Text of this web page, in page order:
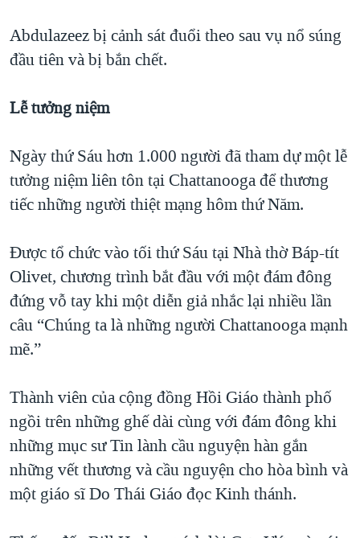
Abdulazeez bị cảnh sát đuổi theo sau vụ nổ súng
đầu tiên và bị bắn chết.
Lễ tưởng niệm
Ngày thứ Sáu hơn 1.000 người đã tham dự một lễ
tưởng niệm liên tôn tại Chattanooga để thương
tiếc những người thiệt mạng hôm thứ Năm.
Được tổ chức vào tối thứ Sáu tại Nhà thờ Báp-tít
Olivet, chương trình bắt đầu với một đám đông
đứng vỗ tay khi một diễn giả nhắc lại nhiều lần
câu “Chúng ta là những người Chattanooga mạnh
mẽ.”
Thành viên của cộng đồng Hồi Giáo thành phố
ngồi trên những ghế dài cùng với đám đông khi
những mục sư Tin lành cầu nguyện hàn gắn
những vết thương và cầu nguyện cho hòa bình và
một giáo sĩ Do Thái Giáo đọc Kinh thánh.